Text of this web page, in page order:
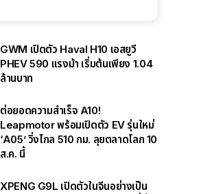
GWM เปิดตัว Haval H10 เอสยูวี
PHEV 590 แรงม้า เริ่มต้นเพียง 1.04
ล้านบาท
ต่อยอดความสำเร็จ A10!
Leapmotor พร้อมเปิดตัว EV รุ่นใหม่
‘A05’ วิ่งไกล 510 กม. ลุยตลาดโลก 10
ส.ค. นี้
XPENG G9L เปิดตัวในจีนอย่างเป็น